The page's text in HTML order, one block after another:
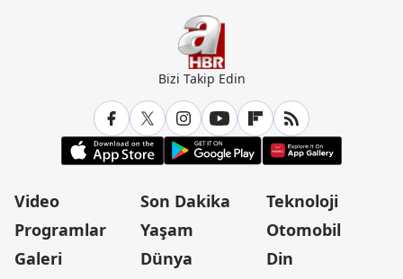
Bizi Takip Edin
Video
Programlar
Galeri
Son Dakika
Yaşam
Dünya
Teknoloji
Otomobil
Din